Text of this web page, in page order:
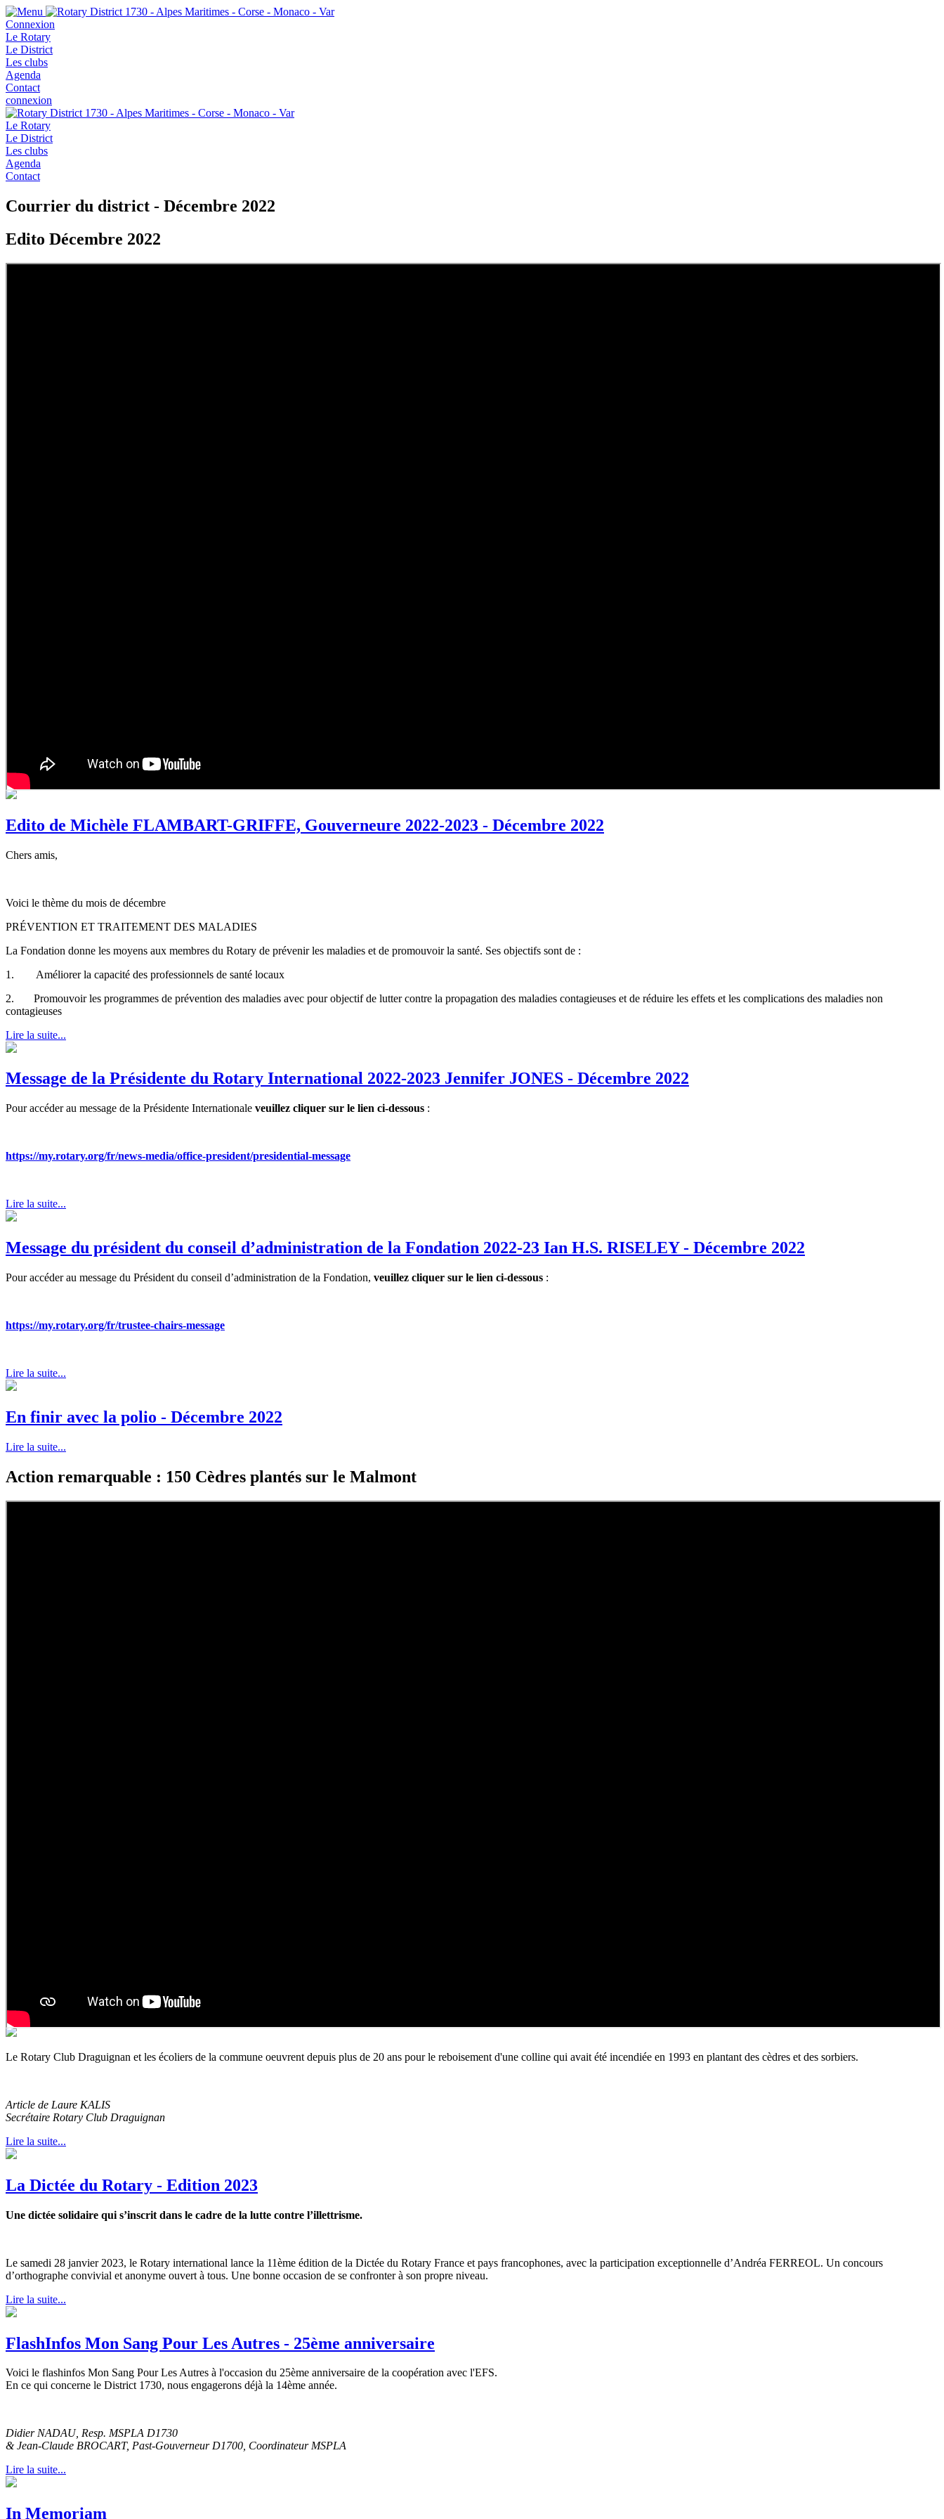
Connexion
Le Rotary
Le District
Les clubs
Agenda
Contact
connexion
Le Rotary
Le District
Les clubs
Agenda
Contact
Courrier du district - Décembre 2022
Edito Décembre 2022
Edito de Michèle FLAMBART-GRIFFE, Gouverneure 2022-2023 - Décembre 2022
Chers amis,
Voici le thème du mois de décembre
PRÉVENTION ET TRAITEMENT DES MALADIES
La Fondation donne les moyens aux membres du Rotary de prévenir les maladies et de promouvoir la santé. Ses objectifs sont de :
1. Améliorer la capacité des professionnels de santé locaux
2. Promouvoir les programmes de prévention des maladies avec pour objectif de lutter contre la propagation des maladies contagieuses et de réduire les effets et les complications des maladies non
contagieuses
Lire la suite...
Message de la Présidente du Rotary International 2022-2023 Jennifer JONES - Décembre 2022
Pour accéder au message de la Présidente Internationale veuillez cliquer sur le lien ci-dessous :
https://my.rotary.org/fr/news-media/office-president/presidential-message
Lire la suite...
Message du président du conseil d’administration de la Fondation 2022-23 Ian H.S. RISELEY - Décembre 2022
Pour accéder au message du Président du conseil d’administration de la Fondation, veuillez cliquer sur le lien ci-dessous :
https://my.rotary.org/fr/trustee-chairs-message
Lire la suite...
En finir avec la polio - Décembre 2022
Lire la suite...
Action remarquable : 150 Cèdres plantés sur le Malmont
Le Rotary Club Draguignan et les écoliers de la commune oeuvrent depuis plus de 20 ans pour le reboisement d'une colline qui avait été incendiée en 1993 en plantant des cèdres et des sorbiers.
Article de Laure KALIS
Secrétaire Rotary Club Draguignan
Lire la suite...
La Dictée du Rotary - Edition 2023
Une dictée solidaire qui s’inscrit dans le cadre de la lutte contre l’illettrisme.
Le samedi 28 janvier 2023, le Rotary international lance la 11ème édition de la Dictée du Rotary France et pays francophones, avec la participation exceptionnelle d’Andréa FERREOL. Un concours
d’orthographe convivial et anonyme ouvert à tous. Une bonne occasion de se confronter à son propre niveau.
Lire la suite...
FlashInfos Mon Sang Pour Les Autres - 25ème anniversaire
Voici le flashinfos Mon Sang Pour Les Autres à l'occasion du 25ème anniversaire de la coopération avec l'EFS.
En ce qui concerne le District 1730, nous engagerons déjà la 14ème année.
Didier NADAU, Resp. MSPLA D1730
& Jean-Claude BROCART, Past-Gouverneur D1700, Coordinateur MSPLA
Lire la suite...
In Memoriam